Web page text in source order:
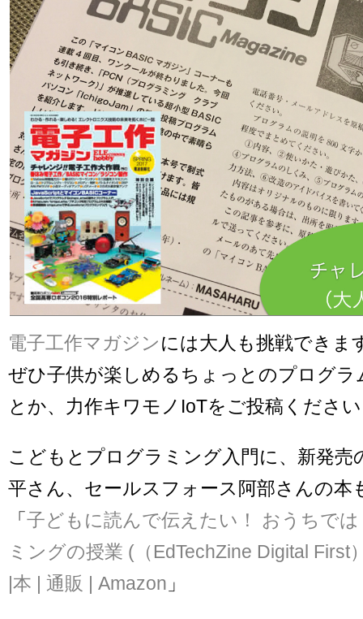
電子工作マガジンには大人も挑戦できま
ぜひ子供が楽しめるちょっとのプログラ
とか、力作キワモノIoTをご投稿くださ
こどもとプログラミング入門に、新発売
平さん、セールスフォース阿部さんの本
「子どもに読んで伝えたい！ おうちで
ミングの授業 (（EdTechZine Digital First
|本 | 通販 | Amazon 」